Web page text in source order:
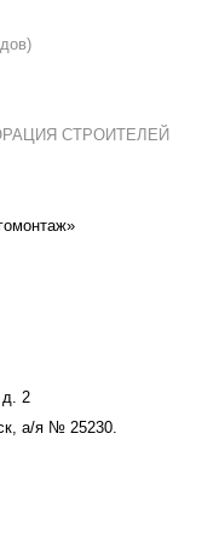
СТРОИТЕЛЕЙ
д. 2
а/я № 25230.